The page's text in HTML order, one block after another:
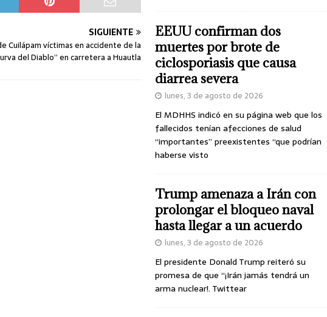
SIGUIENTE
Cuilápam víctimas en accidente de la
del Diablo” en carretera a Huautla
EEUU confirman dos
muertes por brote de
ciclosporiasis que causa
diarrea severa
lunes, 3 de agosto de 2026
El MDHHS indicó en su página web que los
fallecidos tenían afecciones de salud
“importantes” preexistentes “que podrían
haberse visto
Trump amenaza a Irán con
prolongar el bloqueo naval
hasta llegar a un acuerdo
lunes, 3 de agosto de 2026
El presidente Donald Trump reiteró su
promesa de que “¡Irán jamás tendrá un
arma nuclear!. Twittear